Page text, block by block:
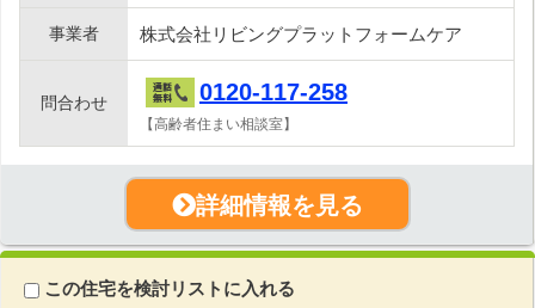
事業者 株式会社リビングプラットフォームケア
問合わせ 0120-117-258
【高齢者住まい相談室】
詳細情報を見る
この住宅を検討リストに入れる